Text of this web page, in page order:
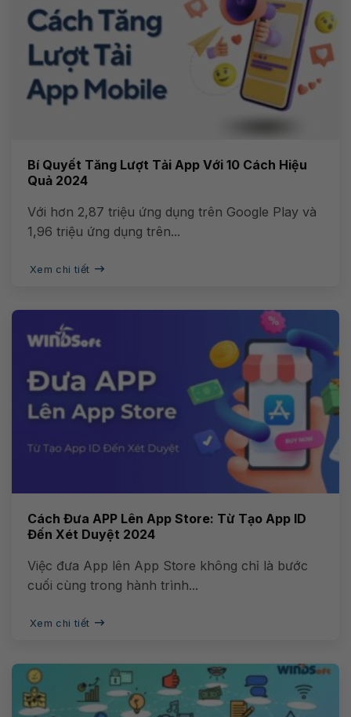
Bí Quyết Tăng Lượt Tải App Với 10 Cách Hiệu
Quả 2024
Với hơn 2,87 triệu ứng dụng trên Google Play và
1,96 triệu ứng dụng trên...
Xem chi tiết
Cách Đưa APP Lên App Store: Từ Tạo App ID
Đến Xét Duyệt 2024
Việc đưa App lên App Store không chỉ là bước
cuối cùng trong hành trình...
Xem chi tiết